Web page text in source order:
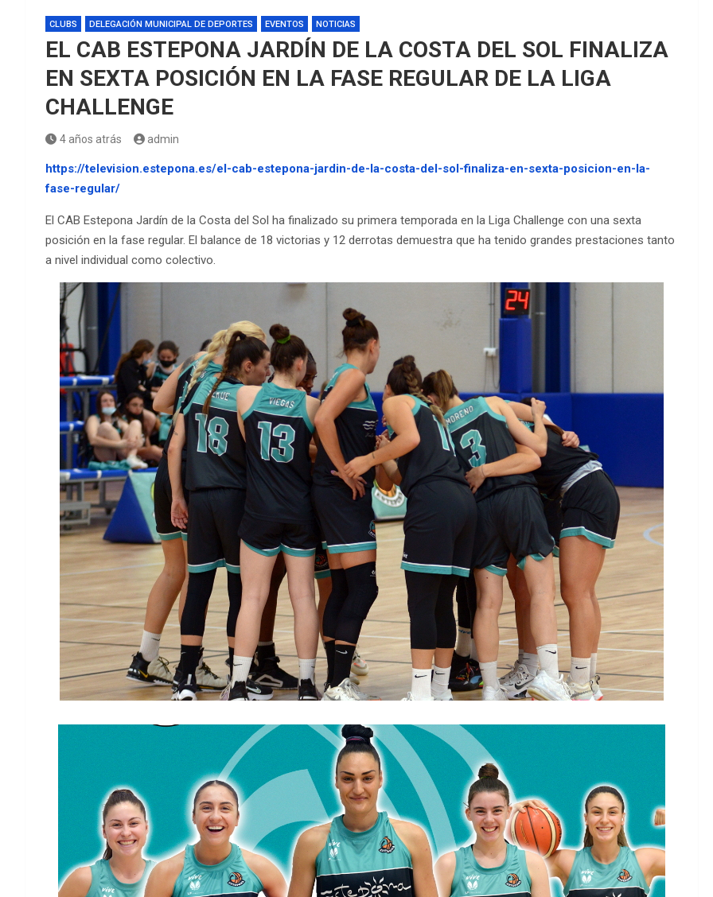
CLUBS DELEGACIÓN MUNICIPAL DE DEPORTES EVENTOS NOTICIAS
EL CAB ESTEPONA JARDÍN DE LA COSTA DEL SOL FINALIZA
EN SEXTA POSICIÓN EN LA FASE REGULAR DE LA LIGA
CHALLENGE
4 años atrás admin
https://television.estepona.es/el-cab-estepona-jardin-de-la-costa-del-sol-finaliza-en-sexta-posicion-en-la-
fase-regular/
El CAB Estepona Jardín de la Costa del Sol ha finalizado su primera temporada en la Liga Challenge con una sexta
posición en la fase regular. El balance de 18 victorias y 12 derrotas demuestra que ha tenido grandes prestaciones tanto
a nivel individual como colectivo.